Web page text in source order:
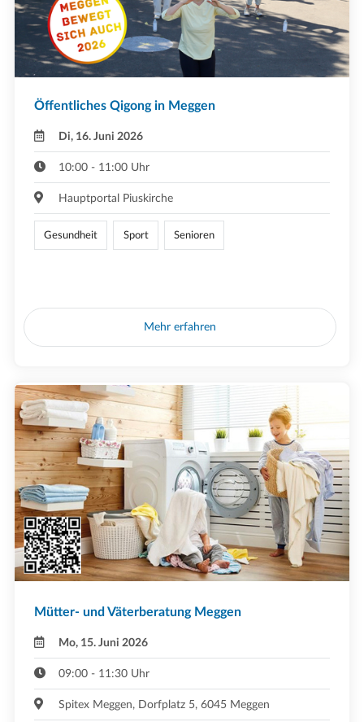
Öffentliches Qigong in Meggen
Di, 16. Juni 2026
10:00 - 11:00 Uhr
Hauptportal Piuskirche
Gesundheit Sport Senioren
Mehr erfahren
Mütter- und Väterberatung Meggen
Mo, 15. Juni 2026
09:00 - 11:30 Uhr
Spitex Meggen, Dorfplatz 5, 6045 Meggen